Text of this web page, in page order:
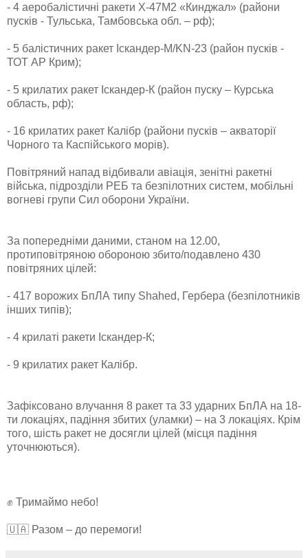
- 4 аеробалістичні ракети Х-47М2 «Кинджал» (райони
пусків - Тульська, Тамбовська обл. – рф);
- 5 балістичних ракет Іскандер-М/KN-23 (район пусків -
ТОТ АР Крим);
- 5 крилатих ракет Іскандер-К (район пуску – Курська
область, рф);
- 16 крилатих ракет Калібр (райони пусків – акваторії
Чорного та Каспійського морів).
Повітряний напад відбивали авіація, зенітні ракетні
війська, підрозділи РЕБ та безпілотних систем, мобільні
вогневі групи Сил оборони України.
За попередніми даними, станом на 12.00,
протиповітряною обороною збито/подавлено 430
повітряних цілей:
- 417 ворожих БпЛА типу Shahed, Гербера (безпілотників
інших типів);
- 4 крилаті ракети Іскандер-К;
- 9 крилатих ракет Калібр.
Зафіксовано влучання 8 ракет та 33 ударних БпЛА на 18-
ти локаціях, падіння збитих (уламки) – на 3 локаціях. Крім
того, шість ракет не досягли цілей (місця падіння
уточнюються).
✊ Тримаймо небо!
🇺🇦 Разом – до перемоги!